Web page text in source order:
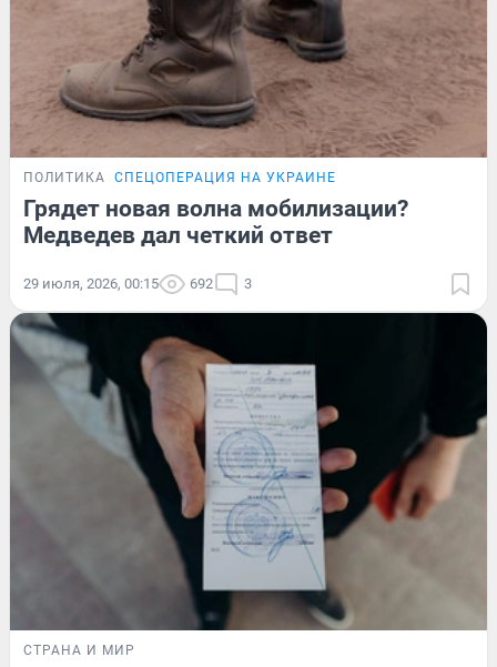
ПОЛИТИКА СПЕЦОПЕРАЦИЯ НА УКРАИНЕ
Грядет новая волна мобилизации?
Медведев дал четкий ответ
29 июля, 2026, 00:15 692 3
СТРАНА И МИР